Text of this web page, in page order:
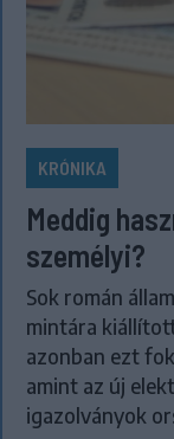
KRÓNIKA
Meddig
személyi?
Sok román
mintára
azonban ezt
amint az új
igazolványok